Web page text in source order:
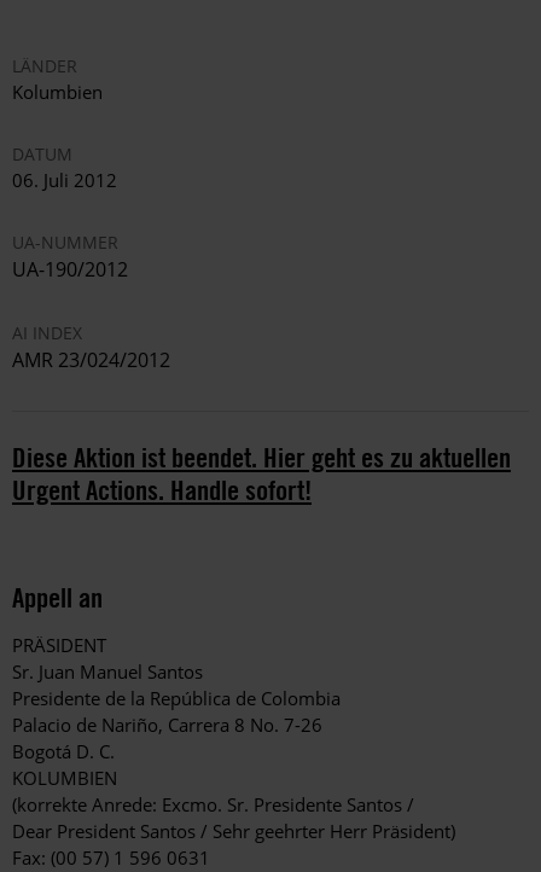
LÄNDER
Kolumbien
DATUM
06. Juli 2012
UA-NUMMER
UA-190/2012
AI INDEX
AMR 23/024/2012
Diese Aktion ist beendet. Hier geht es zu aktuellen
Urgent Actions. Handle sofort!
Appell an
PRÄSIDENT
Sr. Juan Manuel Santos
Presidente de la República de Colombia
Palacio de Nariño, Carrera 8 No. 7-26
Bogotá D. C.
KOLUMBIEN
(korrekte Anrede: Excmo. Sr. Presidente Santos /
Dear President Santos / Sehr geehrter Herr Präsident)
Fax: (00 57) 1 596 0631